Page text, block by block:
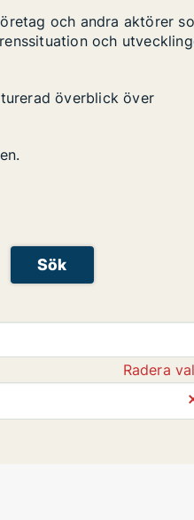
och andra aktörer
och
överblick över
Sök
Radera